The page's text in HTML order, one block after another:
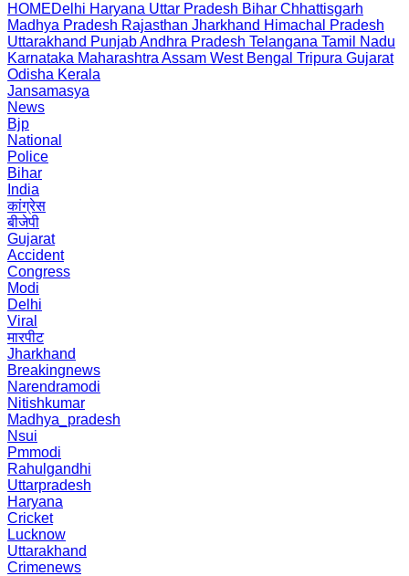
HOMEDelhi Haryana Uttar Pradesh Bihar Chhattisgarh
Madhya Pradesh Rajasthan Jharkhand Himachal Pradesh
Uttarakhand PunjabAndhra Pradesh Telangana Tamil Nadu
Karnataka Maharashtra Assam West Bengal Tripura Gujarat
Odisha Kerala
Jansamasya
News
Bjp
National
Police
Bihar
India
कांग्रेस
बीजेपी
Gujarat
Accident
Congress
Modi
Delhi
Viral
मारपीट
Jharkhand
Breakingnews
Narendramodi
Nitishkumar
Madhya_pradesh
Nsui
Pmmodi
Rahulgandhi
Uttarpradesh
Haryana
Cricket
Lucknow
Uttarakhand
Crimenews